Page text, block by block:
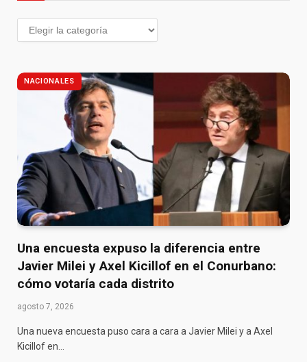
NACIONALES
Una encuesta expuso la diferencia entre
Javier Milei y Axel Kicillof en el Conurbano:
cómo votaría cada distrito
agosto 7, 2026
Una nueva encuesta puso cara a cara a Javier Milei y a Axel
Kicillof en…